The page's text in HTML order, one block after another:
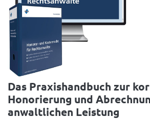
Das Praxishandbuch zur
Honorierung und
anwaltlichen Leistung